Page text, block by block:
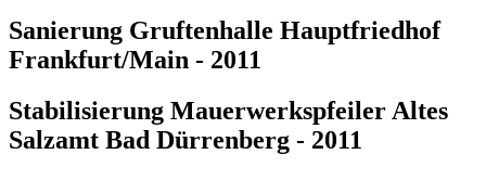
Sanierung Gruftenhalle Hauptfriedhof
Frankfurt/Main - 2011
Stabilisierung Mauerwerkspfeiler Altes
Salzamt Bad Dürrenberg - 2011